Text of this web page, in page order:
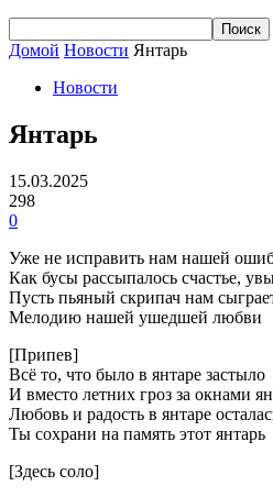
Домой Новости Янтарь
Новости
Янтарь
15.03.2025
298
0
Уже не исправить нам нашей
Как бусы рассыпалось счастье,
Пусть пьяный скрипач нам
Мелодию нашей ушедшей любви
[Припев]
Всё то, что было в янтаре застыло
И вместо летних гроз за окнами
Любовь и радость в янтаре
Ты сохрани на память этот янтарь
[Здесь соло]